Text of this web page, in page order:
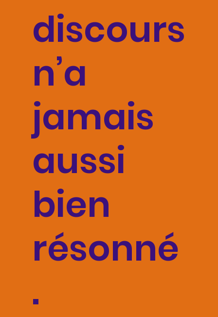
discours
n’a
jamais
aussi
bien
résonné
.